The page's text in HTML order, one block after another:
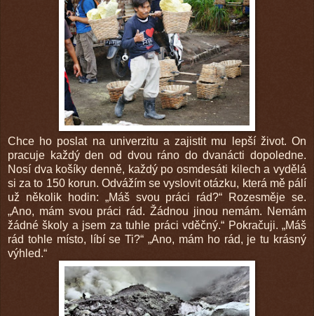
Chce ho poslat na univerzitu a zajistit mu lepší život. On
pracuje každý den od dvou ráno do dvanácti dopoledne.
Nosí dva košíky denně, každý po osmdesáti kilech a vydělá
si za to 150 korun. Odvážím se vyslovit otázku, která mě pálí
už několik hodin: „Máš svou práci rád?“ Rozesměje se.
„Ano, mám svou práci rád. Žádnou jinou nemám. Nemám
žádné školy a jsem za tuhle práci vděčný.“ Pokračuji. „Máš
rád tohle místo, líbí se Ti?“ „Ano, mám ho rád, je tu krásný
výhled.“